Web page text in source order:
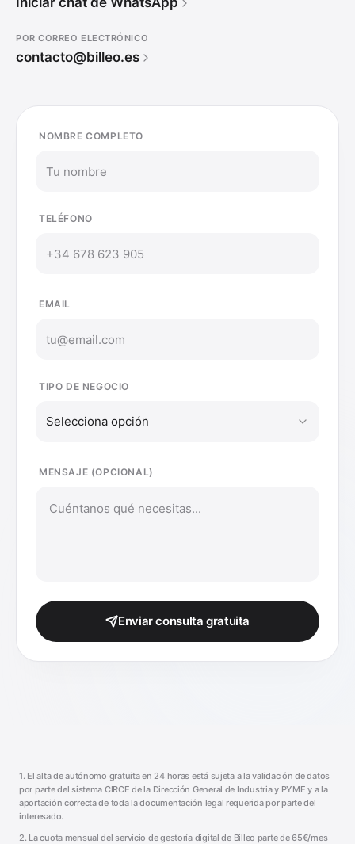
POR CORREO ELECTRÓNICO
contacto@billeo.es
NOMBRE COMPLETO
TELÉFONO
EMAIL
TIPO DE NEGOCIO
Selecciona opción
MENSAJE (OPCIONAL)
Enviar consulta gratuita
1. El alta de autónomo gratuita en 24 horas está sujeta a la validación de datos
por parte del sistema CIRCE de la Dirección General de Industria y PYME y a la
aportación correcta de toda la documentación legal requerida por parte del
interesado.
2. La cuota mensual del servicio de gestoría digital de Billeo parte de 65€/mes